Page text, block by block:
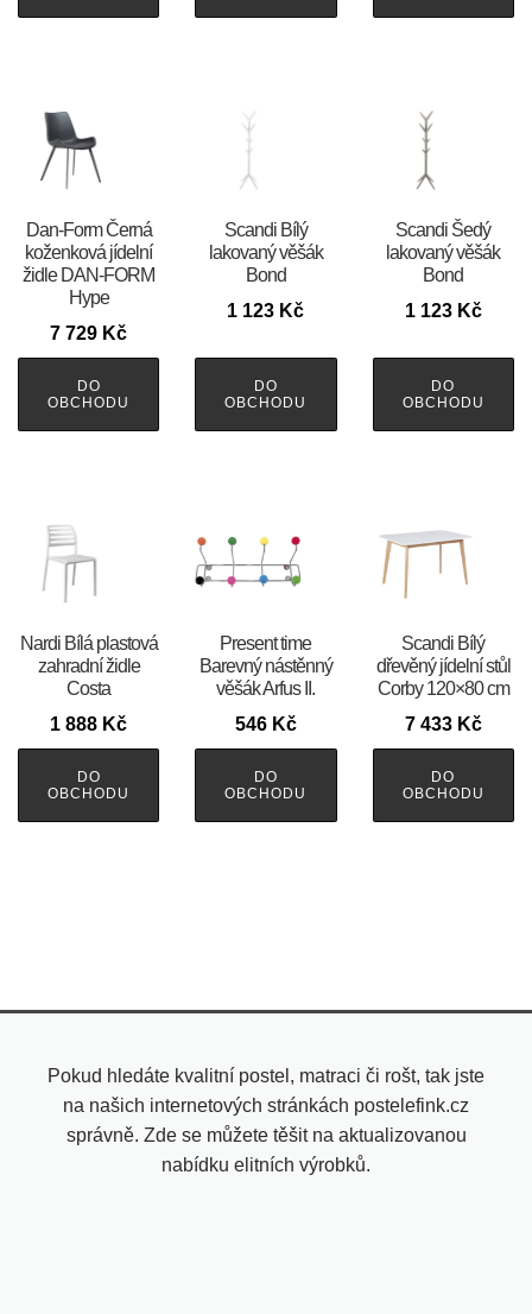
​​​​​Dan-Form Černá
koženková jídelní
židle DAN-FORM
Hype
7 729 Kč
DO
OBCHODU
Scandi Bílý
lakovaný věšák
Bond
1 123 Kč
DO
OBCHODU
Scandi Šedý
lakovaný věšák
Bond
1 123 Kč
DO
OBCHODU
Nardi Bílá plastová
zahradní židle
Costa
1 888 Kč
DO
OBCHODU
Present time
Barevný nástěnný
věšák Arfus II.
546 Kč
DO
OBCHODU
Scandi Bílý
dřevěný jídelní stůl
Corby 120×80 cm
7 433 Kč
DO
OBCHODU
Pokud hledáte kvalitní postel, matraci či rošt, tak jste
na našich internetových stránkách postelefink.cz
správně. Zde se můžete těšit na aktualizovanou
nabídku elitních výrobků.